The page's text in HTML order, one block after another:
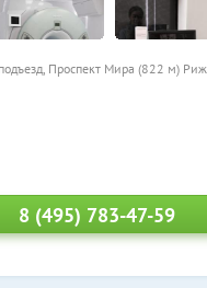
Проспект Мира (822 м)
8 (495) 783-47-59